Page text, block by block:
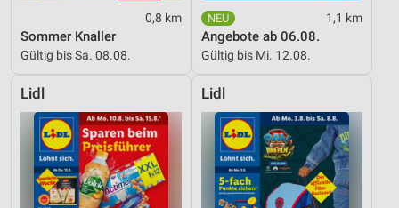
0,8 km
Sommer Knaller
Gültig bis Sa. 08.08.
1,1 km
Angebote ab 06.08.
Gültig bis Mi. 12.08.
Lidl Lidl